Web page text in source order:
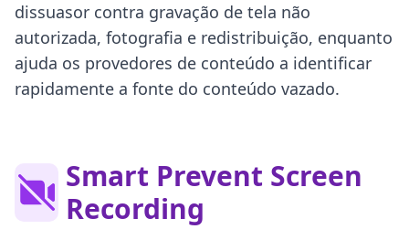
dissuasor contra gravação de tela não
autorizada, fotografia e redistribuição, enquanto
ajuda os provedores de conteúdo a identificar
rapidamente a fonte do conteúdo vazado.
Smart Prevent Screen
Recording